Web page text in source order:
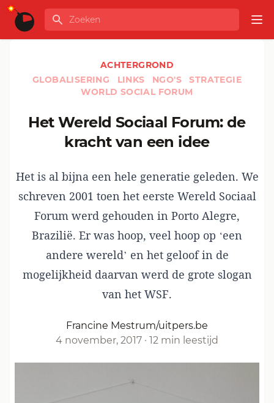
Ga naar de inhoud
GLOBALINFO
Zoeken
ACHTERGROND
GLOBALISERING
LINKS NGO'S
STRATEGIE
WORLD SOCIAL FORUM
Het Wereld Sociaal Forum: de
kracht van een idee
Het is al bijna een hele generatie geleden. We
schreven 2001 toen het eerste Wereld Sociaal
Forum werd gehouden in Porto Alegre,
Brazilië. Er was hoop, veel hoop op ‘een
andere wereld’ en het geloof in de
mogelijkheid daarvan werd de grote slogan
van het WSF.
Francine Mestrum/uitpers.be
4 november, 2017 · 12 min leestijd